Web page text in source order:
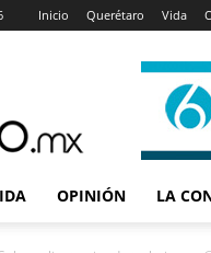
Inicio Querétaro Vida
OPINIÓN LA